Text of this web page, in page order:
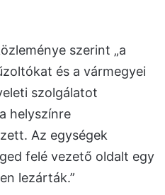
szerint „a
és a vármegyei
szolgálatot
helyszínre
Az egységek
felé vezető oldalt egy
lezárták.”